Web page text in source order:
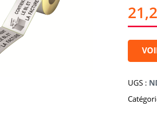
UGS :